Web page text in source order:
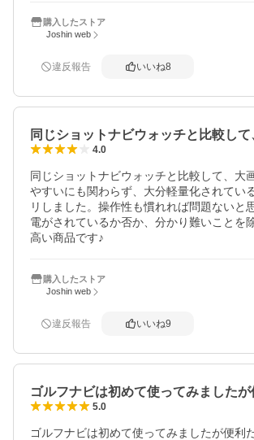
購入したストア
Joshin web
違反報告 いいね8
同じショットナビウォッチと比較し
4.0
同じショットナビウォッチと比較して、大
やすいにも関わらず、大分軽量化されてい
リしました。操作性も慣れれば問題ないと
電がされているか否か、分かり難いことを
高い商品です♪
購入したストア
Joshin web
違反報告 いいね9
ゴルフナビは初めて使ってみました
5.0
ゴルフナビは初めて使ってみましたが便利